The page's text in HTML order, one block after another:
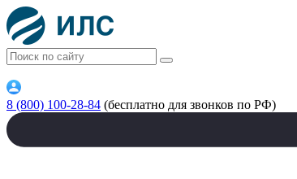
8 (800) 100-28-84 (бесплатно для звонков по РФ)